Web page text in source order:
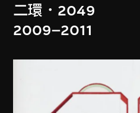
二環．2049
2009–2011